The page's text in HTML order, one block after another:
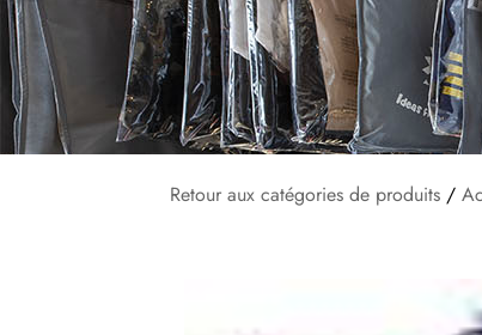
Retour aux catégories de produits /